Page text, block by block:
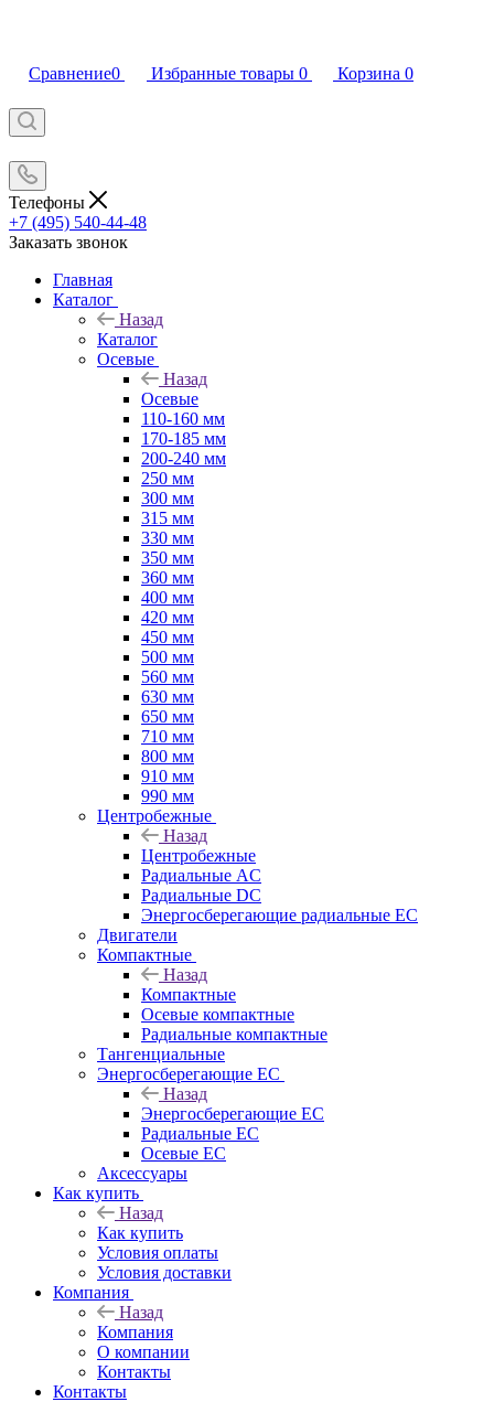
Сравнение0 Избранные товары 0 Корзина 0
Телефоны
+7 (495) 540-44-48
Заказать звонок
Главная
Каталог
Назад
Каталог
Осевые
Назад
Осевые
110-160 мм
170-185 мм
200-240 мм
250 мм
300 мм
315 мм
330 мм
350 мм
360 мм
400 мм
420 мм
450 мм
500 мм
560 мм
630 мм
650 мм
710 мм
800 мм
910 мм
990 мм
Центробежные
Назад
Центробежные
Радиальные AC
Радиальные DC
Энергосберегающие радиальные EC
Двигатели
Компактные
Назад
Компактные
Осевые компактные
Радиальные компактные
Тангенциальные
Энергосберегающие EC
Назад
Энергосберегающие EC
Радиальные EC
Осевые EC
Аксессуары
Как купить
Назад
Как купить
Условия оплаты
Условия доставки
Компания
Назад
Компания
О компании
Контакты
Контакты